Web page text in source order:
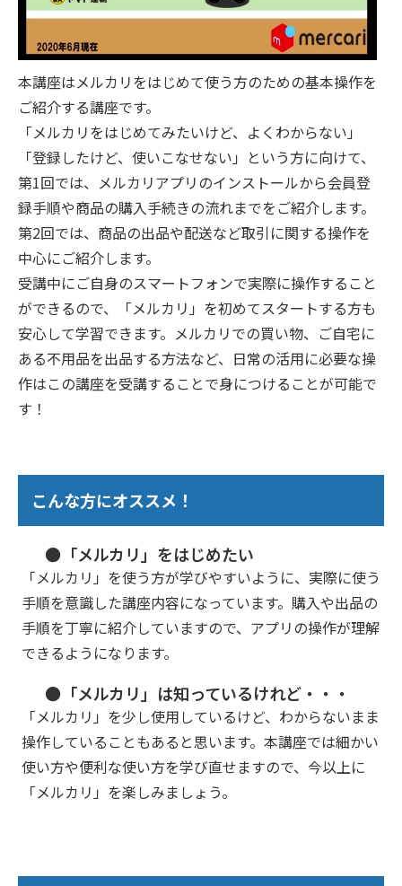
本講座はメルカリをはじめて使う方のための基本操作を
ご紹介する講座です。
「メルカリをはじめてみたいけど、よくわからない」
「登録したけど、使いこなせない」という方に向けて、
第1回では、メルカリアプリのインストールから会員登
録手順や商品の購入手続きの流れまでをご紹介します。
第2回では、商品の出品や配送など取引に関する操作を
中心にご紹介します。
受講中にご自身のスマートフォンで実際に操作すること
ができるので、「メルカリ」を初めてスタートする方も
安心して学習できます。メルカリでの買い物、ご自宅に
ある不用品を出品する方法など、日常の活用に必要な操
作はこの講座を受講することで身につけることが可能で
す！
こんな方にオススメ！
●「メルカリ」をはじめたい
「メルカリ」を使う方が学びやすいように、実際に使う
手順を意識した講座内容になっています。購入や出品の
手順を丁寧に紹介していますので、アプリの操作が理解
できるようになります。
●「メルカリ」は知っているけれど・・・
「メルカリ」を少し使用しているけど、わからないまま
操作していることもあると思います。本講座では細かい
使い方や便利な使い方を学び直せますので、今以上に
「メルカリ」を楽しみましょう。